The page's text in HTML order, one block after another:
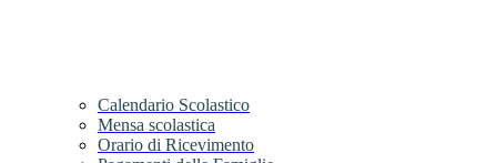
Calendario Scolastico
Mensa scolastica
Orario di Ricevimento